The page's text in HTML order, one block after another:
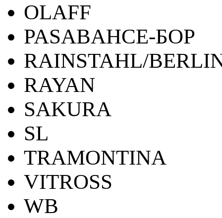
OLAFF
PASABAHCE-БОР
RAINSTAHL/
RAYAN
SAKURA
SL
TRAMONTINA
VITROSS
WB